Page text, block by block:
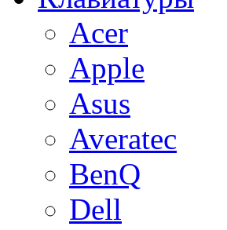
Acer
Apple
Asus
Averatec
BenQ
Dell